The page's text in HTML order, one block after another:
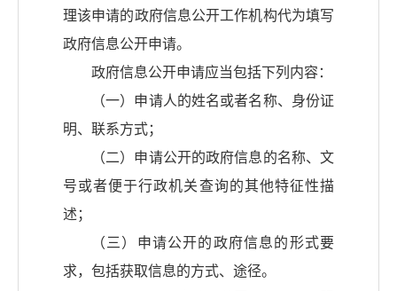
理该申请的政府信息公开工作机构代为填写
政府信息公开申请。
政府信息公开申请应当包括下列内容：
（一）申请人的姓名或者名称、身份证
明、联系方式；
（二）申请公开的政府信息的名称、文
号或者便于行政机关查询的其他特征性描
述；
（三）申请公开的政府信息的形式要
求，包括获取信息的方式、途径。